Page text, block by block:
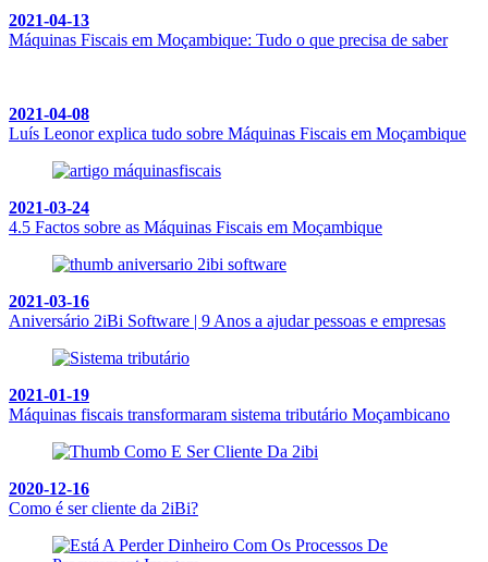
2021-04-13
Máquinas Fiscais em Moçambique: Tudo o que precisa de saber
2021-04-08
Luís Leonor explica tudo sobre Máquinas Fiscais em Moçambique
2021-03-24
4.5 Factos sobre as Máquinas Fiscais em Moçambique
2021-03-16
Aniversário 2iBi Software | 9 Anos a ajudar pessoas e empresas
2021-01-19
Máquinas fiscais transformaram sistema tributário Moçambicano
2020-12-16
Como é ser cliente da 2iBi?